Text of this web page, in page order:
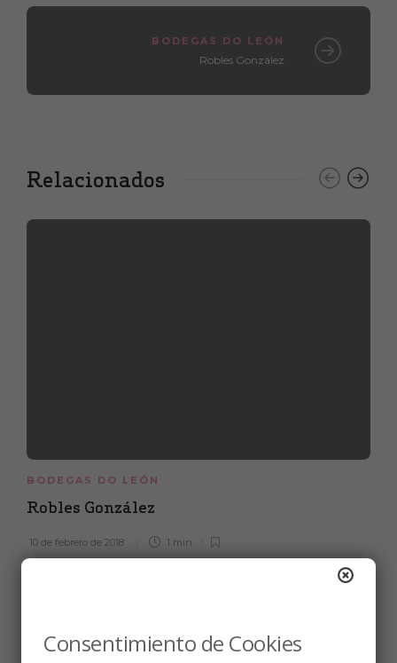
BODEGAS DO LEÓN
Robles González
Relacionados
BODEGAS DO LEÓN
Robles González
10 de febrero de 2018 1 min
Consentimiento de Cookies